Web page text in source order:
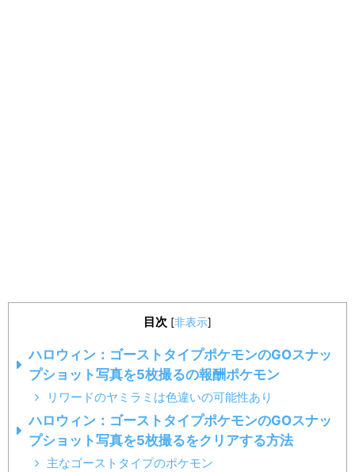
目次 [非表示]
ハロウィン：ゴーストタイプポケモンのGOスナッ
プショット写真を5枚撮るの報酬ポケモン
リワードのヤミラミは色違いの可能性あり
ハロウィン：ゴーストタイプポケモンのGOスナッ
プショット写真を5枚撮るをクリアする方法
主なゴーストタイプのポケモン